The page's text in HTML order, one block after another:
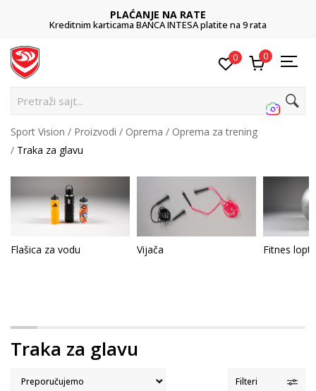
PLAĆANJE NA RATE
Kreditnim karticama BANCA INTESA platite na 9 rata
0 0
Pretraži sajt...
Sport Vision Proizvodi Oprema
Oprema za trening
Traka za glavu
Flašica za vodu Vijača Fitnes lopta
Traka za glavu
Filteri